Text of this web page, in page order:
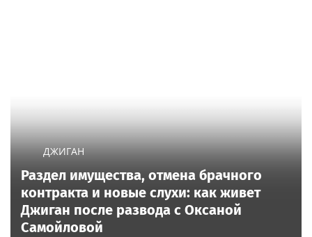
ДЖИГАН
Раздел имущества, отмена брачного
контракта и новые слухи: как живет
Джиган после развода с Оксаной
Самойловой